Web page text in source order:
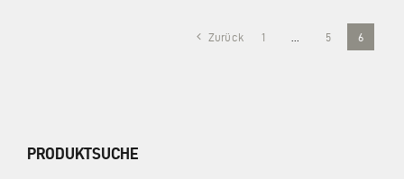
Zurück 1 5 6
PRODUKTSUCHE